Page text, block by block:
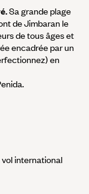
Sa grande plage
de Jimbaran le
de tous âges et
encadrée par un
en
vol international